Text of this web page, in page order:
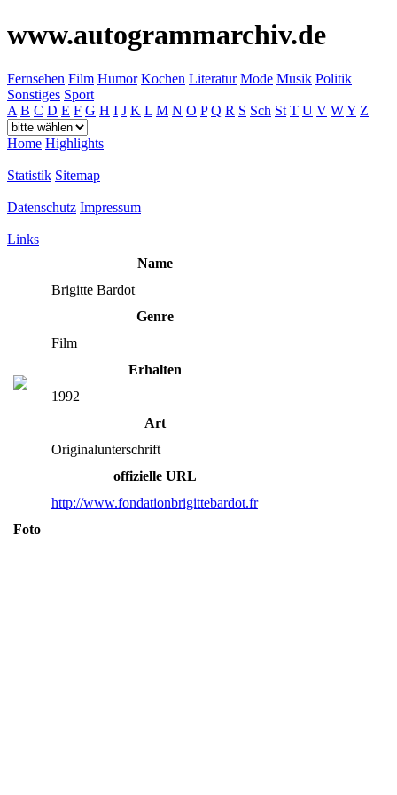
www.autogrammarchiv.de
Fernsehen Film Humor Kochen Literatur Mode Musik Politik
Sonstiges Sport
A B C D E F G H I J K L M N O P Q R S Sch St T U V WY Z
Home Highlights
Statistik Sitemap
Datenschutz Impressum
Links
Name
Brigitte Bardot
Genre
Film
Erhalten
1992
Art
Originalunterschrift
offizielle URL
http://www.fondationbrigittebardot.fr
Foto